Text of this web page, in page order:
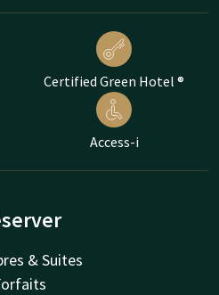
Certified Green Hotel ®
Access-i
& Suites